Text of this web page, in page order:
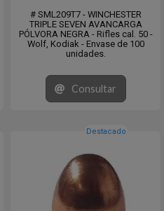
# SML209T7 - WINCHESTER
TRIPLE SEVEN AVANCARGA
PÓLVORA NEGRA - Rifles cal. 50 -
Wolf, Kodiak - Envase de 100
unidades.
Consultar
Destacado